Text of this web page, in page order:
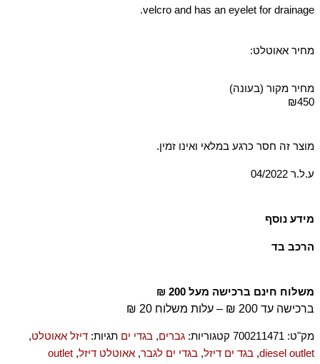
velcro and has an eyelet for drainage.
מחיר אאוטלט:
מחיר מקור (בעונה)
₪450
מוצר זה חסר כרגע במלאי ואינו זמין.
ע.ל.ר 04/2022
מידע נוסף
הרכב בד
משלוח חינם ברכישה מעל 200 ₪
ברכישה עד 200 ₪ – עלות משלוח 20 ₪
מק"ט: 700211471 קטגוריות: גברים, בגדי ים תגיות: דיזל אאוטלט,
diesel outlet
, בגד ים דיזל, בגדי ים לגבר, אאוטלט דיזל,
outlet